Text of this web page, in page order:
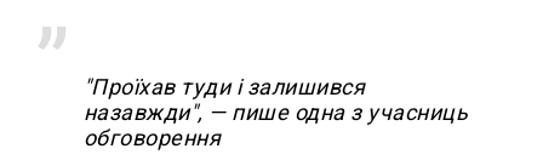
"Проїхав туди і залишився
назавжди", — пише одна з учасниць
обговорення